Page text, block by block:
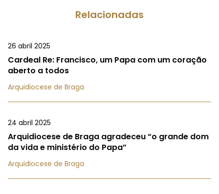
Relacionadas
26 abril 2025
Cardeal Re: Francisco, um Papa com um coração
aberto a todos
Arquidiocese de Braga
24 abril 2025
Arquidiocese de Braga agradeceu “o grande dom
da vida e ministério do Papa”
Arquidiocese de Braga